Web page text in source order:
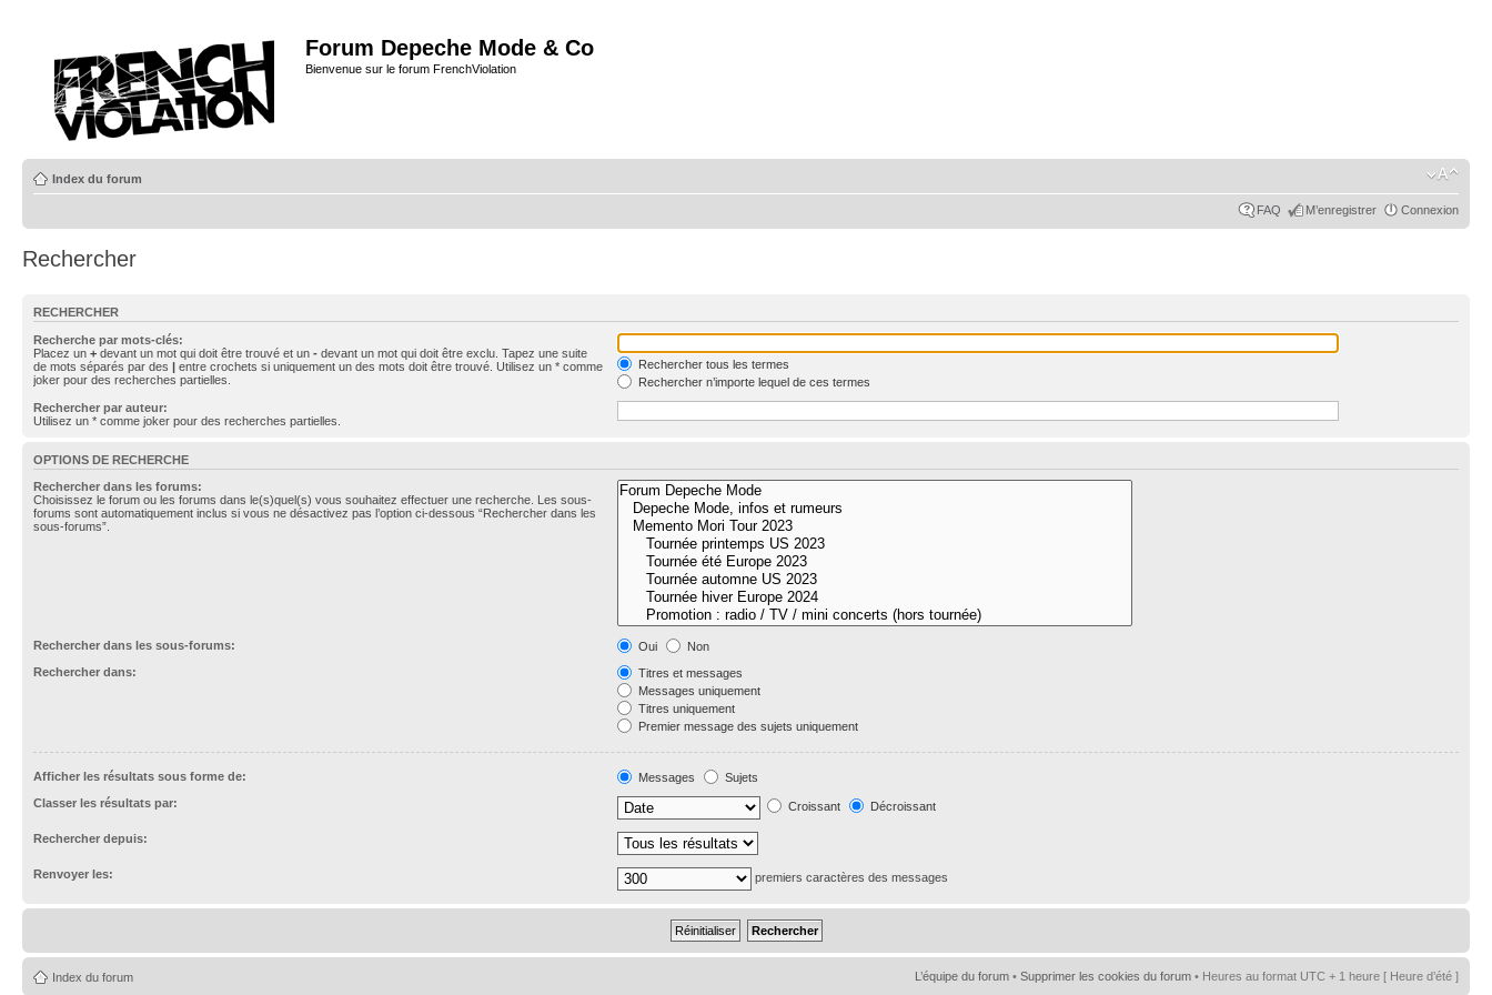
Forum Depeche Mode & Co
Bienvenue sur le forum FrenchViolation
Index du forum
FAQ M’enregistrer Connexion
Rechercher
RECHERCHER
Recherche par mots-clés:
Placez un + devant un mot qui doit être trouvé et un - devant un mot qui doit être exclu. Tapez une suite
de mots séparés par des | entre crochets si uniquement un des mots doit être trouvé. Utilisez un * comme
joker pour des recherches partielles.
Rechercher tous les termes
Rechercher n’importe lequel de ces termes
Rechercher par auteur:
Utilisez un * comme joker pour des recherches partielles.
OPTIONS DE RECHERCHE
Rechercher dans les forums:
Choisissez le forum ou les forums dans le(s)quel(s) vous souhaitez effectuer une recherche. Les sous-
forums sont automatiquement inclus si vous ne désactivez pas l’option ci-dessous “Rechercher dans les
sous-forums”.
Rechercher dans les sous-forums: Oui
Non
Rechercher dans:
Titres et messages
Messages uniquement
Titres uniquement
Premier message des sujets uniquement
Afficher les résultats sous forme de: Messages
Sujets
Classer les résultats par:
Croissant Décroissant
Rechercher depuis:
Renvoyer les: premiers caractères des messages
Index du forum L’équipe du forum • Supprimer les cookies du forum • Heures au format UTC + 1 heure [ Heure d’été ]